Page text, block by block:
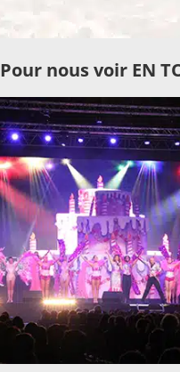
Pour nous voir EN